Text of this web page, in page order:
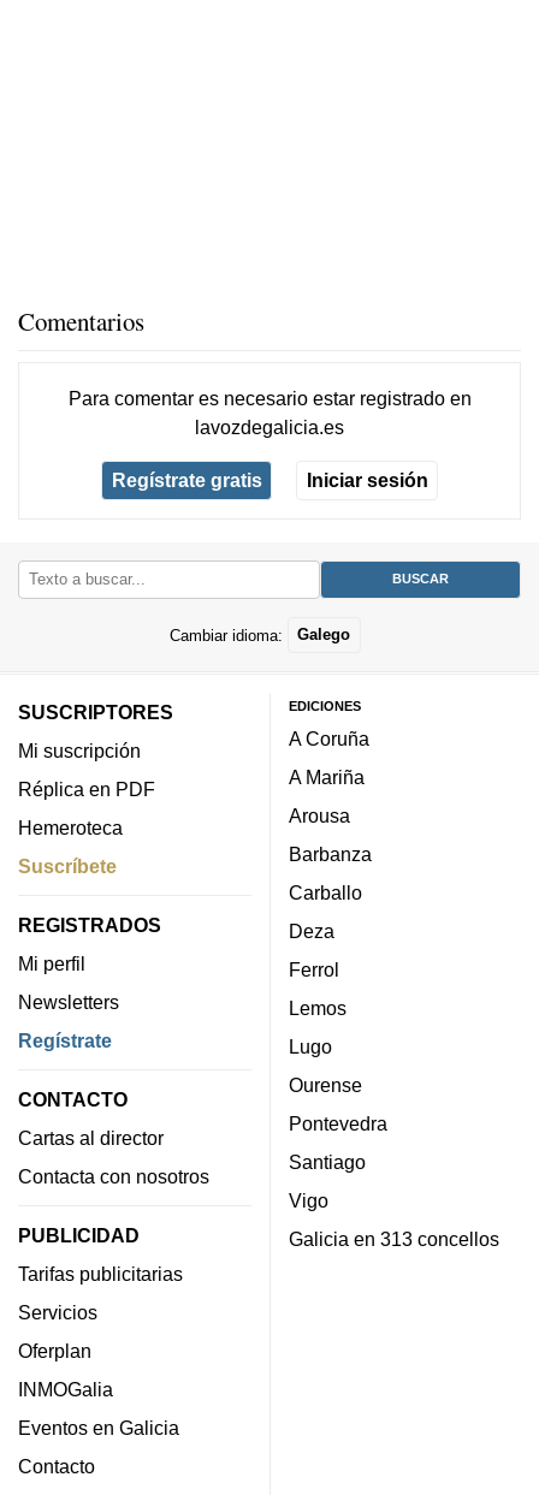
Comentarios
Para comentar es necesario estar registradoen
lavozdegalicia.es
Regístrate gratis Iniciar sesión
Cambiar idioma: Galego
SUSCRIPTORES
Mi suscripción
Réplica en PDF
Hemeroteca
Suscríbete
REGISTRADOS
Mi perfil
Newsletters
Regístrate
CONTACTO
Cartas al director
Contacta con nosotros
PUBLICIDAD
Tarifas publicitarias
Servicios
Oferplan
INMOGalia
Eventos en Galicia
Contacto
EDICIONES
A Coruña
A Mariña
Arousa
Barbanza
Carballo
Deza
Ferrol
Lemos
Lugo
Ourense
Pontevedra
Santiago
Vigo
Galicia en 313 concellos